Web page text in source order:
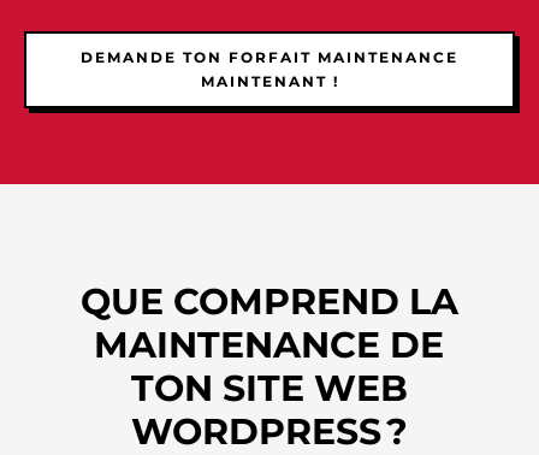
DEMANDE TON FORFAIT MAINTENANCE
MAINTENANT !
QUE COMPREND LA
MAINTENANCE DE
TON SITE WEB
WORDPRESS ?